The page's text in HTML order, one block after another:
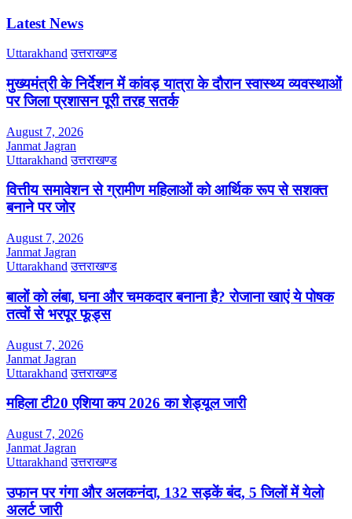
Latest News
Uttarakhand उत्तराखण्ड
मुख्यमंत्री के निर्देशन में कांवड़ यात्रा के दौरान स्वास्थ्य व्यवस्थाओं
पर जिला प्रशासन पूरी तरह सतर्क
August 7, 2026
Janmat Jagran
Uttarakhand उत्तराखण्ड
वित्तीय समावेशन से ग्रामीण महिलाओं को आर्थिक रूप से सशक्त
बनाने पर जोर
August 7, 2026
Janmat Jagran
Uttarakhand उत्तराखण्ड
बालों को लंबा, घना और चमकदार बनाना है? रोजाना खाएं ये पोषक
तत्वों से भरपूर फूड्स
August 7, 2026
Janmat Jagran
Uttarakhand उत्तराखण्ड
महिला टी20 एशिया कप 2026 का शेड्यूल जारी
August 7, 2026
Janmat Jagran
Uttarakhand उत्तराखण्ड
उफान पर गंगा और अलकनंदा, 132 सड़कें बंद, 5 जिलों में येलो
अलर्ट जारी